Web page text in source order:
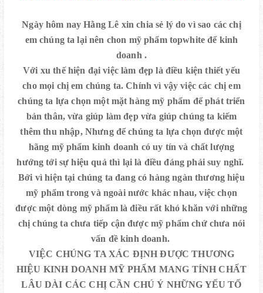
Ngày hôm nay Hằng Lê xin chia sẻ lý do vì sao các chị
em chúng ta lại nên chon mỹ phẩm topwhite để kinh
doanh .
Với xu thế hiện đại việc làm đẹp là điều kiện thiết yếu
cho mọi chị em chúng ta. Chính vì vậy việc các chị em
chúng ta lựa chọn một mặt hàng mỹ phẩm để phát triển
bản thân, vừa giúp làm đẹp vừa giúp chúng ta kiếm
thêm thu nhập, Nhưng để chúng ta lựa chọn được một
hãng mỹ phẩm kinh doanh có uy tín và chất lượng
hướng tới sự hiệu quả thì lại là điều đáng phải suy nghĩ.
Bởi vì hiện tại chúng ta đang có hàng ngàn thương hiệu
mỹ phẩm trong và ngoài nước khác nhau, việc chọn
được một dòng mỹ phẩm là điều rất khó khăn với những
chị chúng ta chưa tiếp cận được mỹ phẩm chứ chưa nói
vấn đề kinh doanh.
VIỆC CHÚNG TA XÁC ĐỊNH ĐƯỢC THƯƠNG
HIỆU KINH DOANH MỸ PHẨM MANG TÍNH CHẤT
LÂU DÀI CÁC CHỊ CẦN CHÚ Ý NHỮNG YẾU TỐ